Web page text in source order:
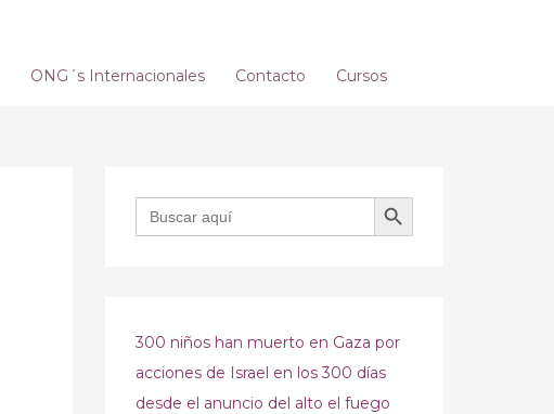
ONG´s Internacionales Contacto Cursos
Buscar: BOTÓN DE BÚSQUEDA
300 niños han muerto en Gaza por
acciones de Israel en los 300 días
desde el anuncio del alto el fuego